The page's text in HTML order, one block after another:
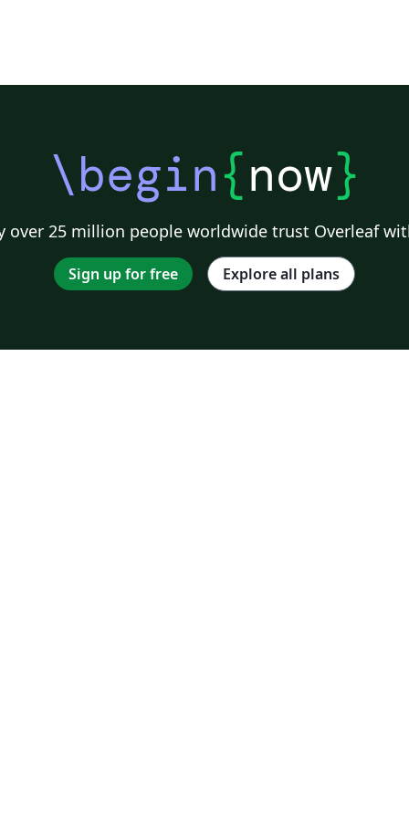
\begin{now}
over 25 million people worldwide trust Overleaf
Sign up for free Explore all plans